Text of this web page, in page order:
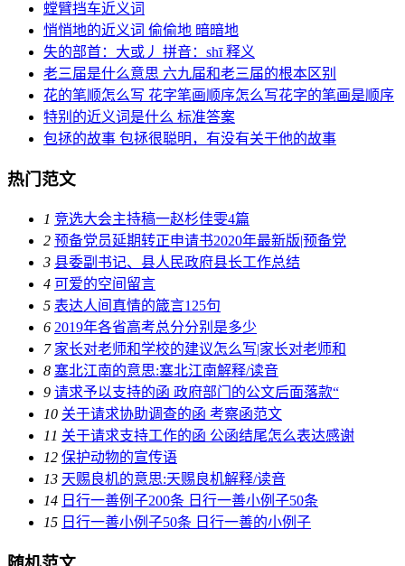
螳臂挡车近义词
悄悄地的近义词 偷偷地 暗暗地
失的部首：大或丿 拼音：shī 释义
老三届是什么意思 六九届和老三届的根本区别
花的笔顺怎么写 花字笔画顺序怎么写花字的笔画是顺序
特别的近义词是什么 标准答案
包拯的故事 包拯很聪明，有没有关于他的故事
热门范文
1 竞选大会主持稿一赵杉佳雯4篇
2 预备党员延期转正申请书2020年最新版|预备党
3 县委副书记、县人民政府县长工作总结
4 可爱的空间留言
5 表达人间真情的箴言125句
6 2019年各省高考总分分别是多少
7 家长对老师和学校的建议怎么写|家长对老师和
8 塞北江南的意思:塞北江南解释/读音
9 请求予以支持的函 政府部门的公文后面落款“
10 关于请求协助调查的函 考察函范文
11 关于请求支持工作的函 公函结尾怎么表达感谢
12 保护动物的宣传语
13 天赐良机的意思:天赐良机解释/读音
14 日行一善例子200条 日行一善小例子50条
15 日行一善小例子50条 日行一善的小例子